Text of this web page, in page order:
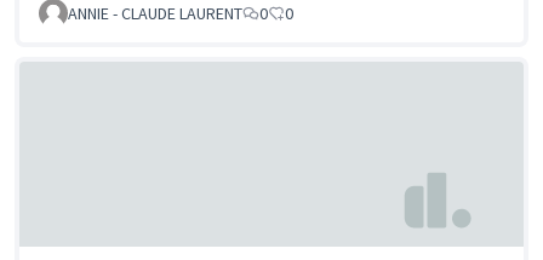
ANNIE - CLAUDE LAURENT
0 0